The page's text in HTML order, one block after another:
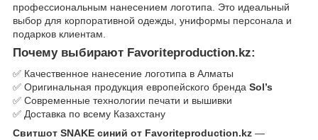
профессиональным нанесением логотипа. Это идеальный
выбор для корпоративной одежды, униформы персонала и
подарков клиентам.
Почему выбирают Favoriteproduction.kz:
✅ Качественное нанесение логотипа в Алматы
✅ Оригинальная продукция европейского бренда Sol’s
✅ Современные технологии печати и вышивки
✅ Доставка по всему Казахстану
Свитшот SNAKE синий от Favoriteproduction.kz —